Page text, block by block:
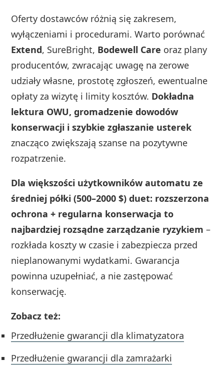
Oferty dostawców różnią się zakresem,
wyłączeniami i procedurami. Warto porównać
Extend, SureBright, Bodewell Care oraz plany
producentów, zwracając uwagę na zerowe
udziały własne, prostotę zgłoszeń, ewentualne
opłaty za wizytę i limity kosztów. Dokładna
lektura OWU, gromadzenie dowodów
konserwacji i szybkie zgłaszanie usterek
znacząco zwiększają szanse na pozytywne
rozpatrzenie.
Dla większości użytkowników automatu ze
średniej półki (500–2000 $) duet: rozszerzona
ochrona + regularna konserwacja to
najbardziej rozsądne zarządzanie ryzykiem –
rozkłada koszty w czasie i zabezpiecza przed
nieplanowanymi wydatkami. Gwarancja
powinna uzupełniać, a nie zastępować
konserwację.
Zobacz też:
Przedłużenie gwarancji dla klimatyzatora
Przedłużenie gwarancji dla zamrażarki